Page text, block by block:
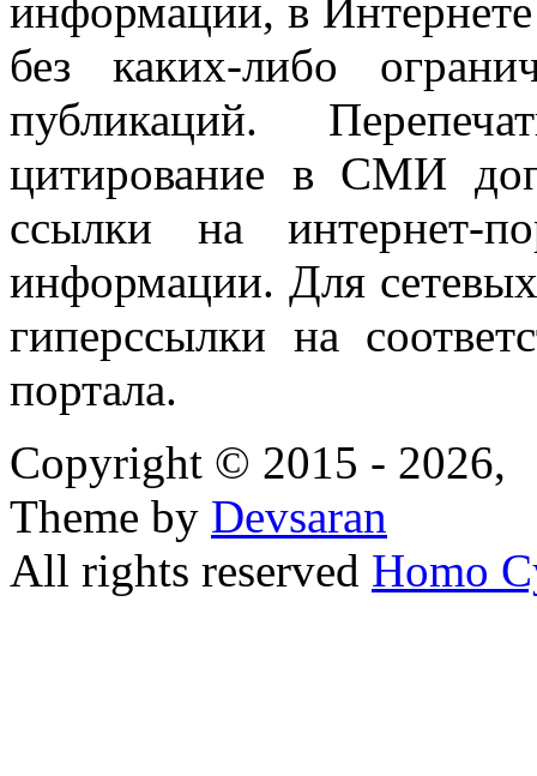
информации, в
без каких-либо
публикаций.
цитирование в СМИ
ссылки на интернет-
информации. Для
гиперссылки на
портала.
Copyright © 2015 - 2026,
Theme by Devsaran
All rights reserved Homo